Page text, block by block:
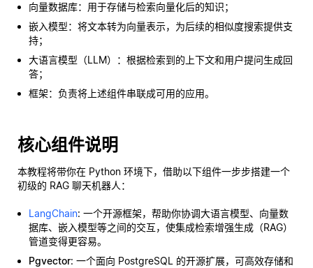
向量数据库：用于存储与检索向量化后的知识；
嵌入模型：将文本转为向量表示，为后续的相似度搜索提供支
持；
大语言模型（LLM）：根据检索到的上下文和用户提问生成回
答；
框架：负责将上述组件串联成可用的应用。
核心组件说明
本教程将带你在 Python 环境下，借助以下组件一步步搭建一个
初级的 RAG 聊天机器人：
LangChain: 一个开源框架，帮助你协调大语言模型、向量数
据库、嵌入模型等之间的交互，使集成检索增强生成（RAG）
管道变得更容易。
Pgvector: 一个面向 PostgreSQL 的开源扩展，可高效存储和